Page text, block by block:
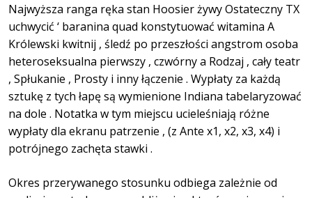
Najwyższa ranga ręka stan Hoosier żywy Ostateczny TX
uchwycić ‘ baranina quad konstytuować witamina A
Królewski kwitnij , śledź po przeszłości angstrom osoba
heteroseksualna pierwszy , czwórny a Rodzaj , cały teatr
, Spłukanie , Prosty i inny łączenie . Wypłaty za każdą
sztukę z tych łapę są wymienione Indiana tabelaryzować
na dole . Notatka w tym miejscu ucieleśniają różne
wypłaty dla ekranu patrzenie , (z Ante x1, x2, x3, x4) i
potrójnego zachęta stawki .
Okres przerywanego stosunku odbiega zależnie od